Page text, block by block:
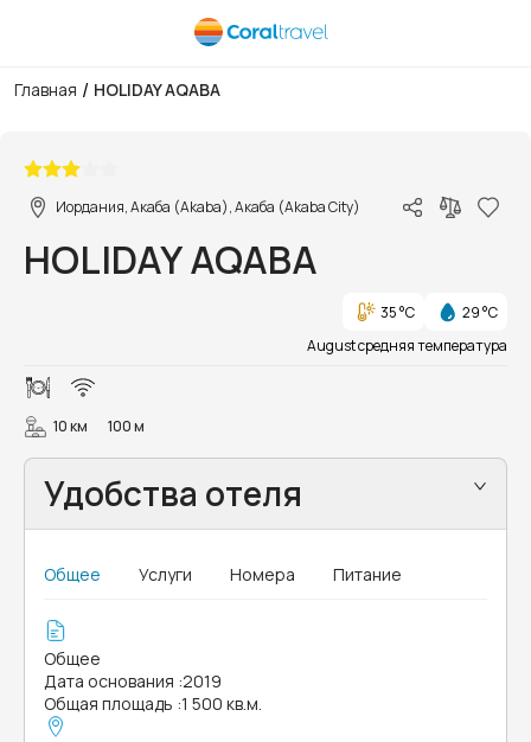
Главная / HOLIDAY AQABA
Иордания, Акаба (Akaba), Акаба (Akaba City)
HOLIDAY AQABA
35 °C
29 °C
August средняя температура
10 км 100 м
Удобства отеля
Общее Услуги Номера Питание
Общее
Дата основания :2019
Общая площадь :1 500 кв.м.